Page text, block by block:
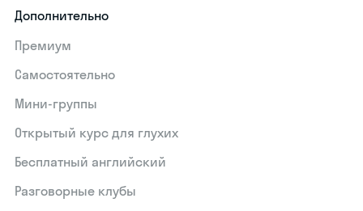
Дополнительно
Премиум
Самостоятельно
Мини-группы
Открытый курс для глухих
Бесплатный английский
Разговорные клубы